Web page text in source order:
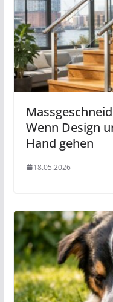
Wenn Design
Hand gehen
18.05.2026